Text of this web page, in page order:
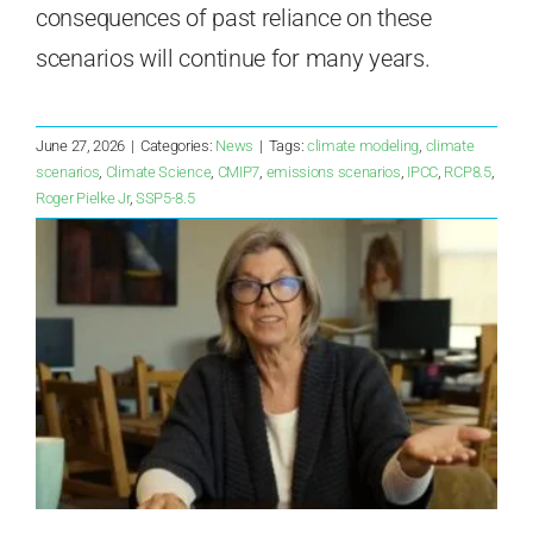
consequences of past reliance on these
scenarios will continue for many years.
June 27, 2026 | Categories: News | Tags: climate modeling climate
scenarios Climate Science, CMIP7 emissions scenarios IPCC RCP8.5,
Roger Pielke Jr, SSP5-8.5